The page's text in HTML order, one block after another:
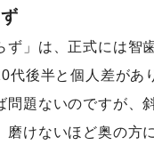
ず」は、正式には
代後半と個人差があ
問題ないのですが、
磨けないほど奥の方